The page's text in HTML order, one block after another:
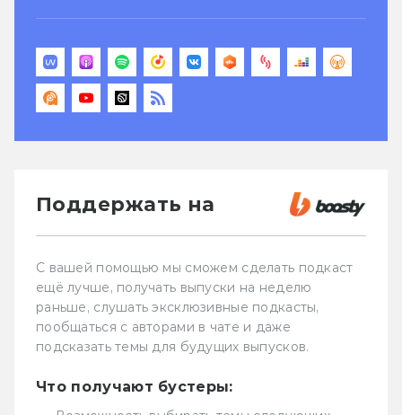
Поддержать на
С вашей помощью мы сможем сделать подкаст
ещё лучше, получать выпуски на неделю
раньше, слушать эксклюзивные подкасты,
пообщаться с авторами в чате и даже
подсказать темы для будущих выпусков.
Что получают бустеры: